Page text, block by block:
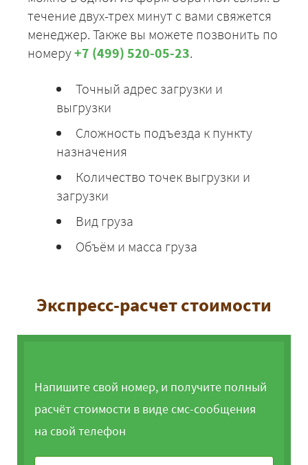
течение двух-трех минут с вами свяжется
менеджер. Также вы можете позвонить по
номеру+7 (499) 520-05-23.
Точный адрес загрузки и
выгрузки
Сложность подъезда к пункту
назначения
Количество точек выгрузки и
загрузки
Вид груза
Объём и масса груза
Экспресс-расчет стоимости
Напишите свой номер, и получите полный
расчёт стоимости в виде смс-сообщения
на свой телефон